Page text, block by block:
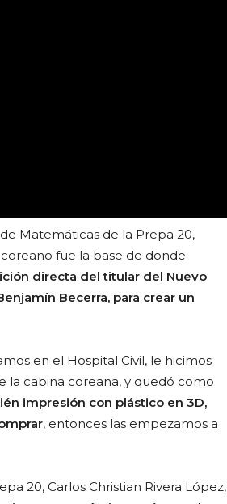
Matemáticas de la Prepa 20,
fue la base de donde
directa del titular del Nuevo
Becerra, para crear un
en el Hospital Civil, le hicimos
la cabina coreana, y quedó como
impresión con plástico en 3D,
, entonces las empezamos a
20, Carlos Christian Rivera López,